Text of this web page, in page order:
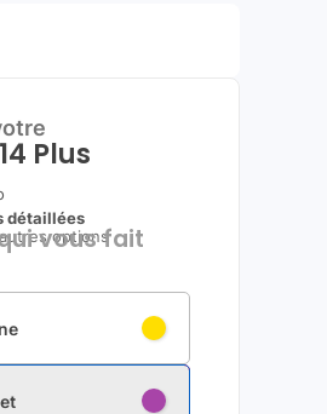
Plus
détaillées
options
vous fait